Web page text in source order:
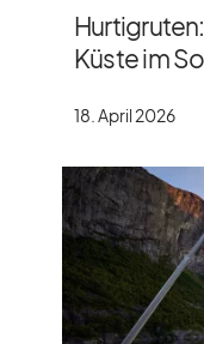
Küste im
18. April 2026